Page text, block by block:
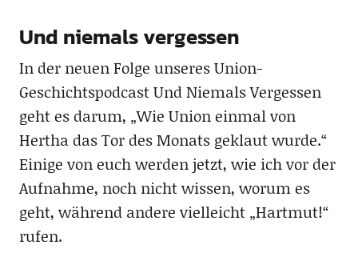
Und niemals vergessen
In der neuen Folge unseres Union-
Geschichtspodcast Und Niemals Vergessen
geht es darum, „Wie Union einmal von
Hertha das Tor des Monats geklaut wurde.“
Einige von euch werden jetzt, wie ich vor der
Aufnahme, noch nicht wissen, worum es
geht, während andere vielleicht „Hartmut!“
rufen.